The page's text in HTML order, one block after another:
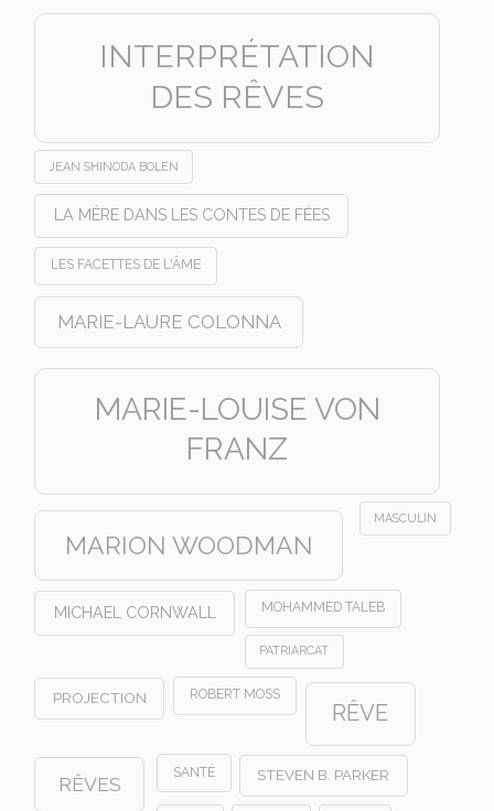
INTERPRÉTATION
DES RÊVES
JEAN SHINODA BOLEN
LA MÈRE DANS LES CONTES DE FÉES
LES FACETTES DE L'ÂME
MARIE-LAURE COLONNA
MARIE-LOUISE VON
FRANZ
MARION WOODMAN
MASCULIN
MICHAEL CORNWALL MOHAMMED TALEB
PATRIARCAT
PROJECTION ROBERT MOSS
RÊVE
RÊVES
SANTÉ STEVEN B. PARKER